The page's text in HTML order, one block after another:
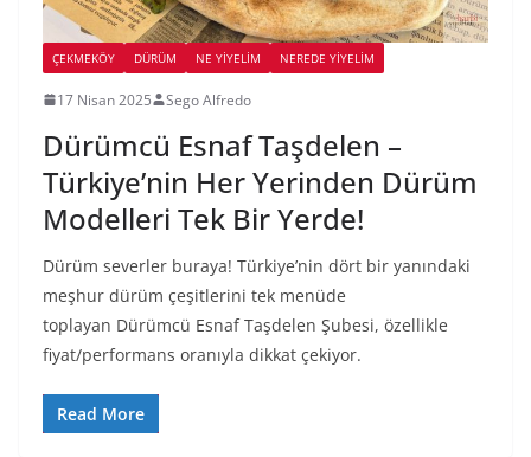
ÇEKMEKÖY DÜRÜM NE YİYELİM NEREDE YİYELİM
17 Nisan 2025 Sego Alfredo
Dürümcü Esnaf Taşdelen –
Türkiye’nin Her Yerinden Dürüm
Modelleri Tek Bir Yerde!
Dürüm severler buraya! Türkiye’nin dört bir yanındaki
meşhur dürüm çeşitlerini tek menüde
toplayan Dürümcü Esnaf Taşdelen Şubesi, özellikle
fiyat/performans oranıyla dikkat çekiyor.
Read More